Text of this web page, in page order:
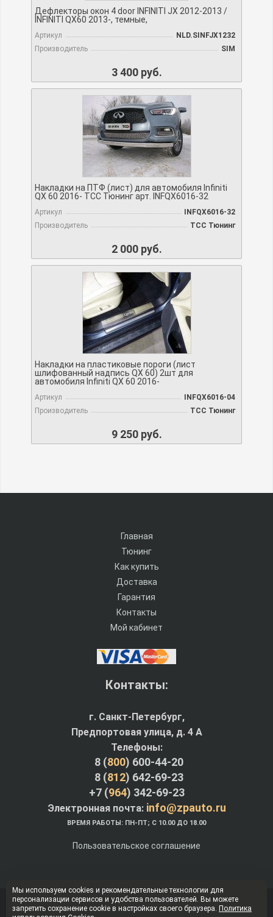
Дефлекторы окон 4 door INFINITI JX 2012-2013 /
INFINITI QX60 2013-, темные,
Артикул
NLD.SINFJX1232
Производитель
SIM
3 400 руб.
Накладки на ПТФ (лист) для автомобиля Infiniti
QX 60 2016- TCC Тюнинг арт. INFQX6016-32
Артикул
INFQX6016-32
Производитель
TCC Тюнинг
2 000 руб.
Накладки на пластиковые пороги (лист
шлифованный надпись QX 60) 2шт для
автомобиля Infiniti QX 60 2016-
Артикул
INFQX6016-04
Производитель
TCC Тюнинг
9 250 руб.
Главная
Тюнинг
Как купить
Доставка
Гарантия
Контакты
Мой кабинет
Контакты:
г. Санкт-Петербург,
Предпортовая улица, д. 4 A
Телефоны:
8 (800) 600-44-20
8 (812) 642-69-23
+7 (964) 342-69-23
Электронная почта: info@zpauto.ru
ВРЕМЯ РАБОТЫ: ПН-ПТ; С 10.00 ДО 18.00
Пользовательское соглашение
© Интернет-магазин ZPauto.ru 2012-2026
Мы используем cookies и рекомендательные технологии для
персонализации сервисов и удобства пользователей. Вы можете
запретить сохранение cookie в настройках своего браузера. Политика